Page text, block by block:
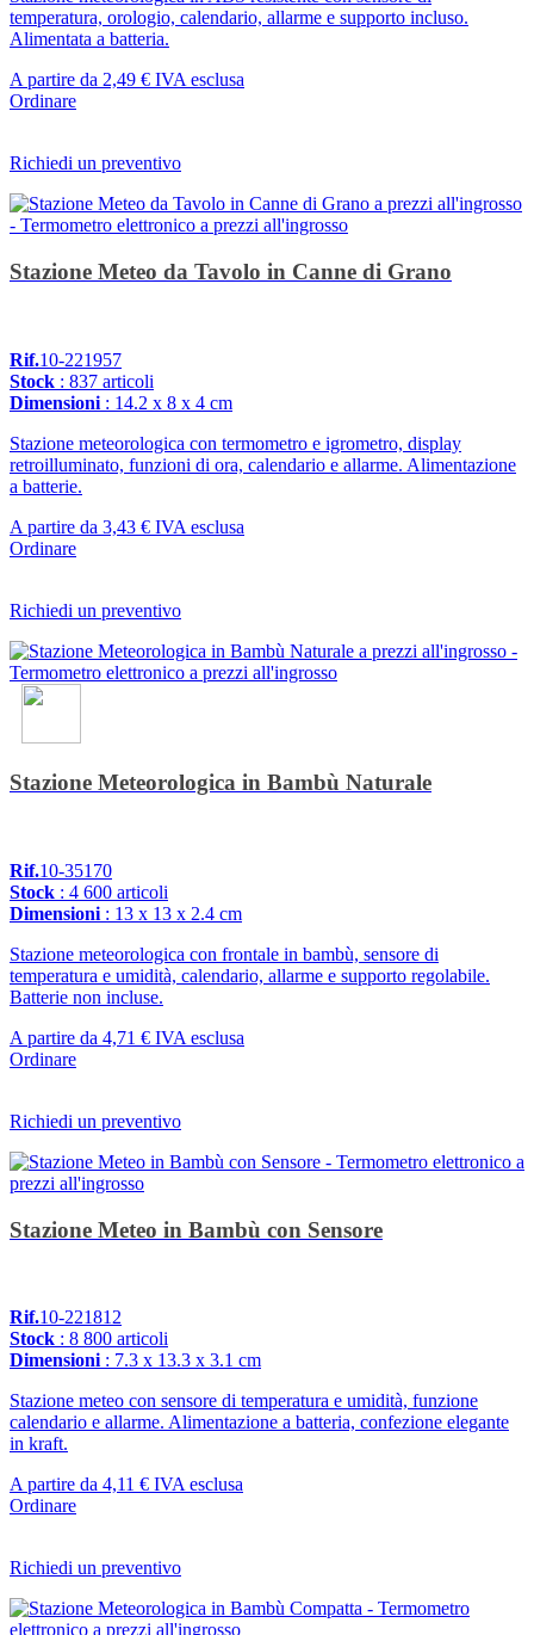
temperatura, orologio, calendario, allarme e supporto incluso.
Alimentata a batteria.
A partire da 2,49 € IVA esclusa
Ordinare
Richiedi un preventivo
Stazione Meteo da Tavolo in Canne di Grano
Rif.10-221957
Stock : 837 articoli
Dimensioni : 14.2 x 8 x 4 cm
Stazione meteorologica con termometro e igrometro, display
retroilluminato, funzioni di ora, calendario e allarme. Alimentazione
a batterie.
A partire da 3,43 € IVA esclusa
Ordinare
Richiedi un preventivo
Stazione Meteorologica in Bambù Naturale
Rif.10-35170
Stock : 4 600 articoli
Dimensioni : 13 x 13 x 2.4 cm
Stazione meteorologica con frontale in bambù, sensore di
temperatura e umidità, calendario, allarme e supporto regolabile.
Batterie non incluse.
A partire da 4,71 € IVA esclusa
Ordinare
Richiedi un preventivo
Stazione Meteo in Bambù con Sensore
Rif.10-221812
Stock : 8 800 articoli
Dimensioni: 7.3 x 13.3 x 3.1 cm
Stazione meteo con sensore di temperatura e umidità, funzione
calendario e allarme. Alimentazione a batteria, confezione elegante
in kraft.
A partire da 4,11 € IVA esclusa
Ordinare
Richiedi un preventivo